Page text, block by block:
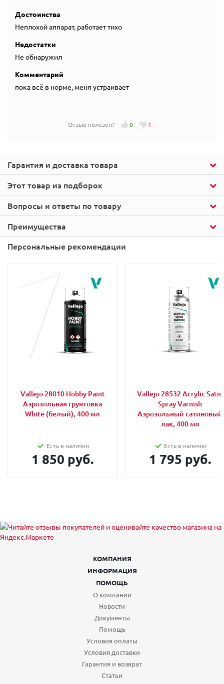
Этот товар из подборок
Гарантия и доставка товара
Достоинства
Неплохой аппарат, работает тихо
Недостатки
Не обнаружил
Комментарий
пока всё в норме, меня устраивает
Отзыв полезен? 0 1
Вопросы и ответы по товару
Преимущества
Персональные рекомендации
Vallejo 28010 Hobby Paint
Аэрозольная грунтовка
White (белый), 400 мл
Есть в наличии
1 850 руб.
Vallejo 28532 Acrylic Satin
Spray Varnish
Аэрозольный сатиновый
лак, 400 мл
Есть в наличии
1 795 руб.
КОМПАНИЯ
ИНФОРМАЦИЯ
ПОМОЩЬ
О компании
Новости
Документы
Помощь
Условия оплаты
Условия доставки
Гарантия и возврат
Статьи